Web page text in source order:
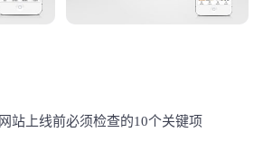
网站上线前必须检查的10个关键项